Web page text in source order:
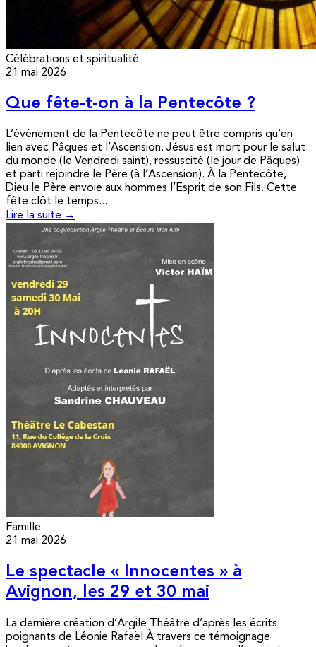
Célébrations et spiritualité
21 mai 2026
Que fête-t-on à la Pentecôte ?
L’événement de la Pentecôte ne peut être compris qu’en
lien avec Pâques et l’Ascension. Jésus est mort pour le salut
du monde (le Vendredi saint), ressuscité (le jour de Pâques)
et parti rejoindre le Père (à l’Ascension). À la Pentecôte,
Dieu le Père envoie aux hommes l’Esprit de son Fils. Cette
fête clôt le temps...
Lire la suite →
Famille
21 mai 2026
Le spectacle « Innocentes » à
Avignon, les 29 et 30 mai
La dernière création d’Argile Théâtre d’après les écrits
poignants de Léonie Rafaël À travers ce témoignage